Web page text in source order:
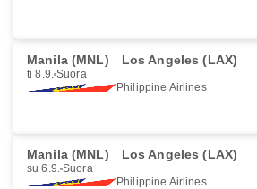
Manila (MNL) Los Angeles (LAX)
ti 8.9. Suora
Philippine Airlines
Manila (MNL) Los Angeles (LAX)
su 6.9. Suora
Philippine Airlines